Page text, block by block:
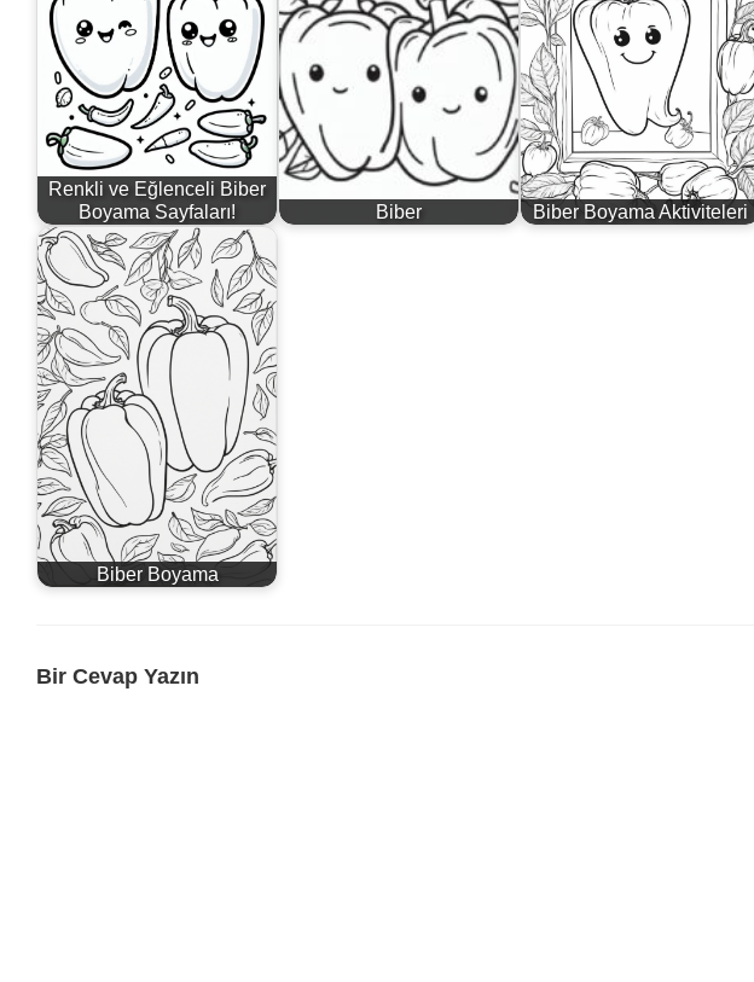
Renkli ve Eğlenceli Biber
Boyama Sayfaları!
Biber Biber Boyama Aktiviteleri
Biber Boyama
Bir Cevap Yazın